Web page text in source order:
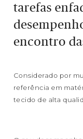
tarefas
encontro
Considerado por
referência em
tecido de alta